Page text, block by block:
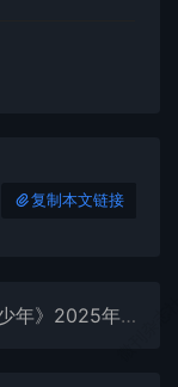
复制本文链接
《光明少年》2025年第9期全彩精校PDF杂志下载
微刊杂